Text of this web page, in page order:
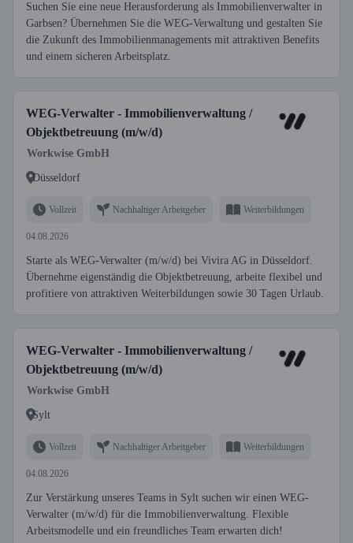
Suchen Sie eine neue Herausforderung als Immobilienverwalter in
Garbsen? Übernehmen Sie die WEG-Verwaltung und gestalten Sie
die Zukunft des Immobilienmanagements mit attraktiven Benefits
und einem sicheren Arbeitsplatz.
WEG-Verwalter - Immobilienverwaltung /
Objektbetreuung (m/w/d)
Workwise GmbH
Düsseldorf
Vollzeit Nachhaltiger Arbeitgeber Weiterbildungen
04.08.2026
Starte als WEG-Verwalter (m/w/d) bei Vivira AG in Düsseldorf.
Übernehme eigenständig die Objektbetreuung, arbeite flexibel und
profitiere von attraktiven Weiterbildungen sowie 30 Tagen Urlaub.
WEG-Verwalter - Immobilienverwaltung /
Objektbetreuung (m/w/d)
Workwise GmbH
Sylt
Vollzeit Nachhaltiger Arbeitgeber Weiterbildungen
04.08.2026
Zur Verstärkung unseres Teams in Sylt suchen wir einen WEG-
Verwalter (m/w/d) für die Immobilienverwaltung. Flexible
Arbeitsmodelle und ein freundliches Team erwarten dich!